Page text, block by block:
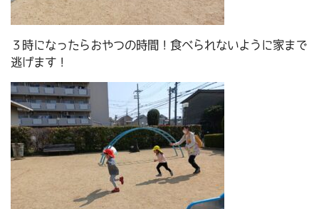
３時になったらおやつの時間！食べられないように家まで
逃げます！